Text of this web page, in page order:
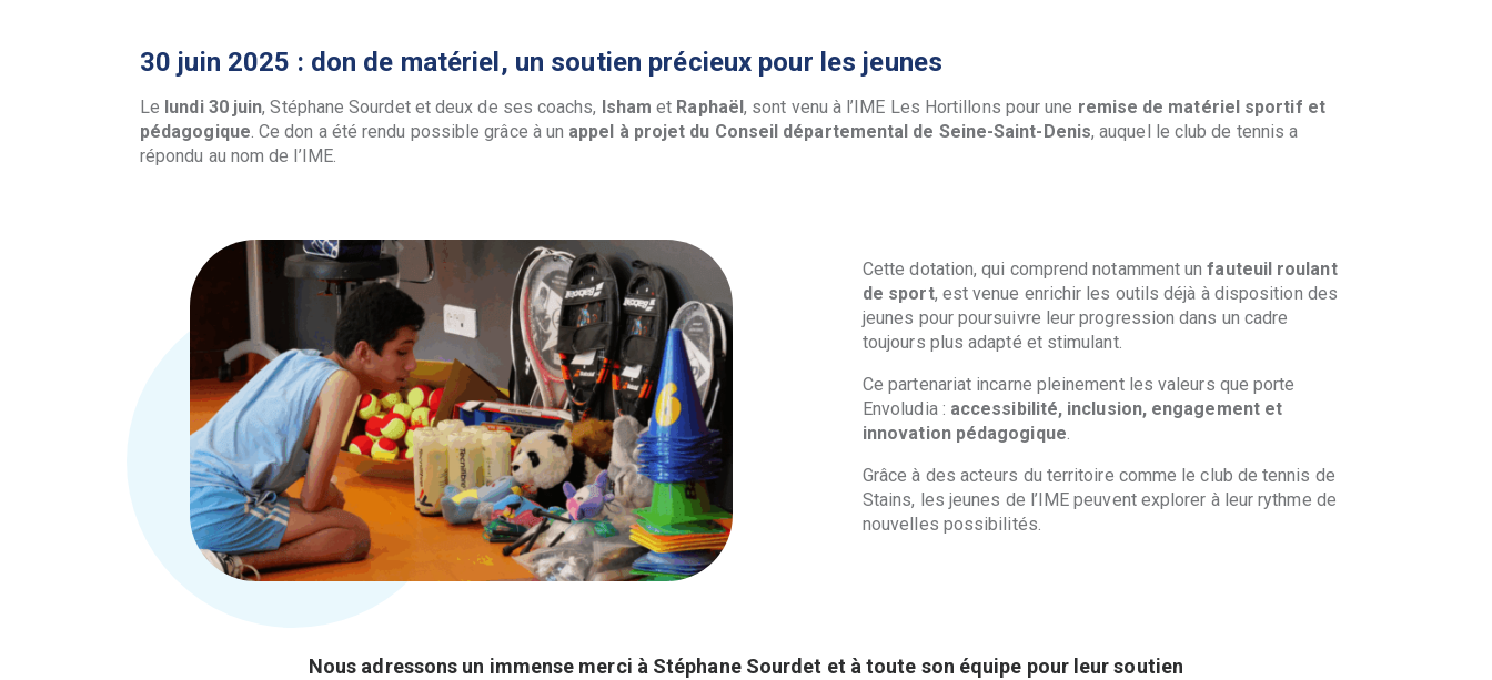
30 juin 2025 : don de matériel, un soutien précieux pour les jeunes
Le lundi 30 juin, Stéphane Sourdet et deux de ses coachs, Isham et Raphaël , sont venu à l’IME Les Hortillons pour une remise de matériel sportif et
pédagogique. Ce don a été rendu possible grâce à un appel à projet du Conseil départemental de Seine-Saint-Denis, auquel le club de tennis a
répondu au nom de l’IME.
Cette dotation, qui comprend notamment unfauteuil roulant
de sport, est venue enrichir les outils déjà à disposition des
jeunes pour poursuivre leur progression dans un cadre
toujours plus adapté et stimulant.
Ce partenariat incarne pleinement les valeurs que porte
Envoludia : accessibilité, inclusion, engagement et
innovation pédagogique.
Grâce à des acteurs du territoire comme le club de tennis de
Stains, les jeunes de l’IME peuvent explorer à leur rythme de
nouvelles possibilités.
Nous adressons un immense merci à Stéphane Sourdet et à toute son équipe pour leur soutien